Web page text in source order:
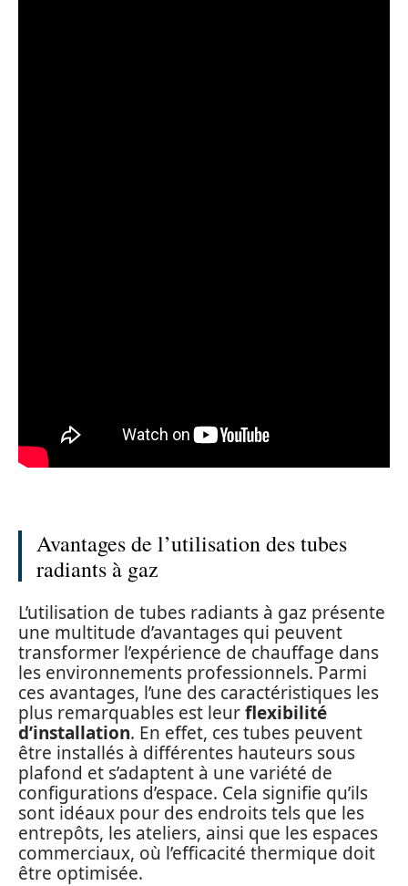
Avantages de l’utilisation des tubes
radiants à gaz
L’utilisation de tubes radiants à gaz présente
une multitude d’avantages qui peuvent
transformer l’expérience de chauffage dans
les environnements professionnels. Parmi
ces avantages, l’une des caractéristiques les
plus remarquables est leurflexibilité
d’installation. En effet, ces tubes peuvent
être installés à différentes hauteurs sous
plafond et s’adaptent à une variété de
configurations d’espace. Cela signifie qu’ils
sont idéaux pour des endroits tels que les
entrepôts, les ateliers, ainsi que les espaces
commerciaux, où l’efficacité thermique doit
être optimisée.